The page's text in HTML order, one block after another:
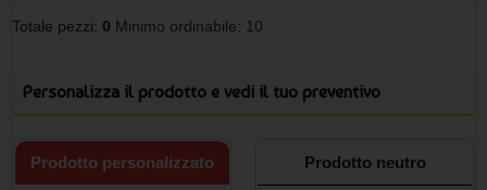
Totale pezzi: 0 Minimo ordinabile: 10
Personalizza il prodotto e vedi il tuo preventivo
Prodotto personalizzato Prodotto neutro